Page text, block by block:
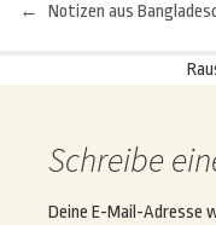
←
Schreibe
Deine E-Mail-Adresse